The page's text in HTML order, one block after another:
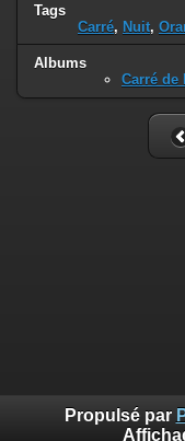
Tags
Carré, Nuit,
Albums
Carré de
Propulsé par